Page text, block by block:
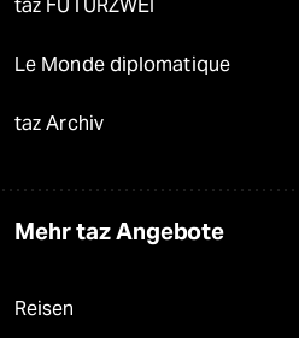
taz FUTURZWEI
Le Monde diplomatique
taz Archiv
Mehr taz Angebote
Reisen